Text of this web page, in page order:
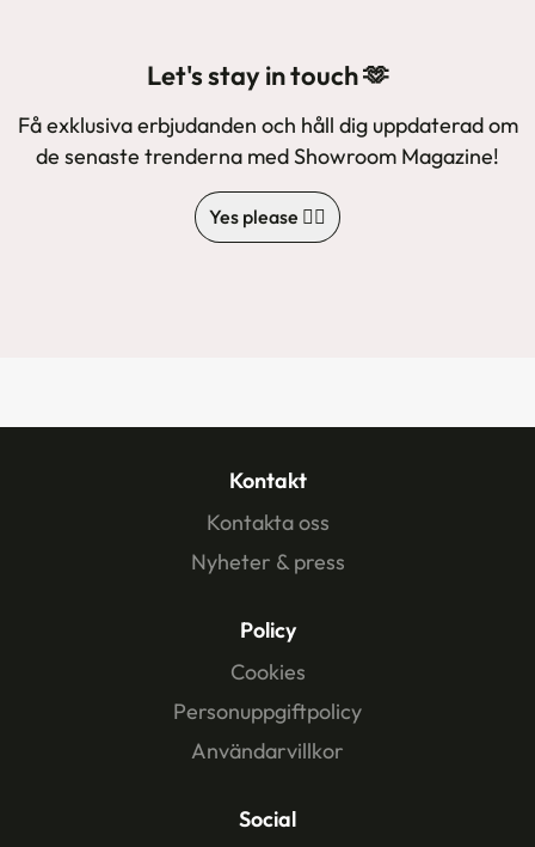
Let's stay in touch 🫶
Få exklusiva erbjudanden och håll dig uppdaterad om
de senaste trenderna med Showroom Magazine!
Yes please 🙋‍♀️
Kontakt
Kontakta oss
Nyheter & press
Policy
Cookies
Personuppgiftpolicy
Användarvillkor
Social